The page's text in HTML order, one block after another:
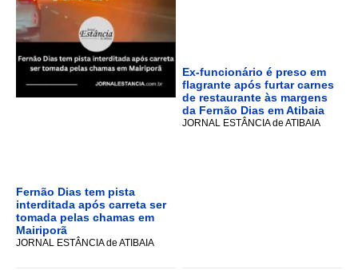
Fernão Dias tem pista
interditada após carreta ser
tomada pelas chamas em
Mairiporã
JORNAL ESTÂNCIA de ATIBAIA
Ex-funcionário é preso em
flagrante após furtar carnes
de restaurante às margens
da Fernão Dias em Atibaia
JORNAL ESTÂNCIA de ATIBAIA